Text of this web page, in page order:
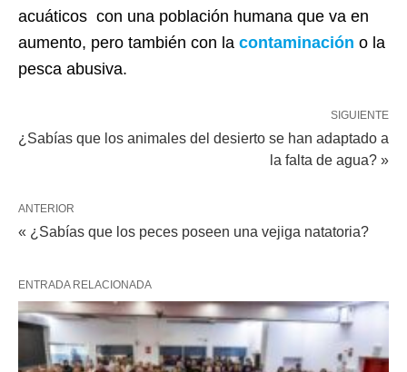
acuáticos con una población humana que va en
aumento, pero también con la contaminación o la
pesca abusiva.
SIGUIENTE
¿Sabías que los animales del desierto se han adaptado a
la falta de agua? »
ANTERIOR
« ¿Sabías que los peces poseen una vejiga natatoria?
ENTRADA RELACIONADA